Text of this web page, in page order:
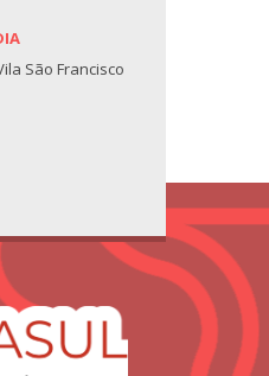
São Francisco